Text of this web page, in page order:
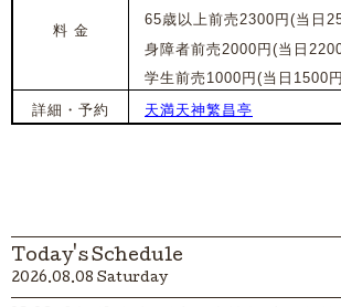
料 金
65歳以上前売2300円(当日
身障者前売2000円(当日
学生前売1000円(当日1500
詳細・予約
天満天神繁昌亭
Today's Schedule
2026.08.08 Saturday